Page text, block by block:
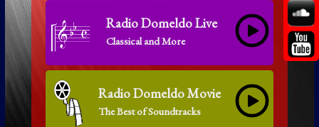
Radio Domeldo Live
Classical and More
Radio Domeldo Movie
The Best of Soundtracks